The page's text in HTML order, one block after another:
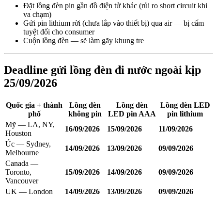
Đặt lồng đèn pin gần đồ điện tử khác (rủi ro short circuit khi
va chạm)
Gửi pin lithium rời (chưa lắp vào thiết bị) qua air — bị cấm
tuyệt đối cho consumer
Cuộn lồng đèn — sẽ làm gãy khung tre
Deadline gửi lồng đèn đi nước ngoài kịp
25/09/2026
Quốc gia + thành
phố
Lồng đèn
không pin
Lồng đèn
LED pin AAA
Lồng đèn LED
pin lithium
Mỹ — LA, NY,
Houston
16/09/2026 15/09/2026
11/09/2026
Úc — Sydney,
Melbourne
14/09/2026 13/09/2026
09/09/2026
Canada —
Toronto,
Vancouver
15/09/2026 14/09/2026 09/09/2026
UK — London 14/09/2026 13/09/2026
09/09/2026